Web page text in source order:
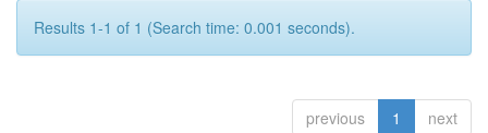
Results 1-1 of 1 (Search time: 0.001 seconds).
previous 1 next